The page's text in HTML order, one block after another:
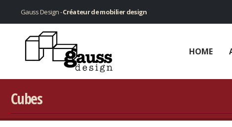
Gauss Design -Créateur de mobilier design
HOME
Cubes